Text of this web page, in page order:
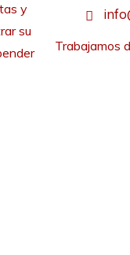
y
su
Trabajamos